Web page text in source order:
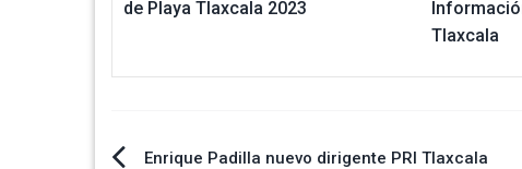
de Playa Tlaxcala 2023
Tlaxcala
Enrique Padilla nuevo dirigente PRI Tlaxcala